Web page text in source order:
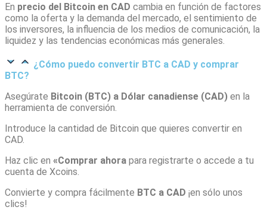
En precio del Bitcoin en CAD cambia en función de factores
como la oferta y la demanda del mercado, el sentimiento de
los inversores, la influencia de los medios de comunicación, la
liquidez y las tendencias económicas más generales.
¿Cómo puedo convertir BTC a CAD y comprar
BTC?
Asegúrate Bitcoin (BTC) a Dólar canadiense (CAD) en la
herramienta de conversión.
Introduce la cantidad de Bitcoin que quieres convertir en
CAD.
Haz clic en «Comprar ahora para registrarte o accede a tu
cuenta de Xcoins.
Convierte y compra fácilmente BTC a CAD ¡en sólo unos
clics!